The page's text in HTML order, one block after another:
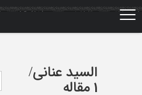
Skip
السید عنانی/
1 مقاله